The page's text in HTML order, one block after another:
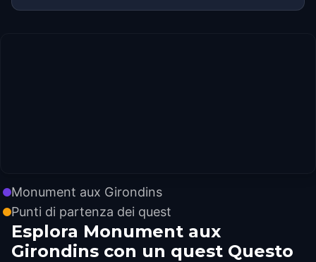
Monument aux Girondins
Punti di partenza dei quest
Esplora Monument aux
Girondins con un quest Questo